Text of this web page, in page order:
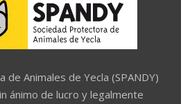
de Animales de Yecla (SPANDY)
ánimo de lucro y legalmente